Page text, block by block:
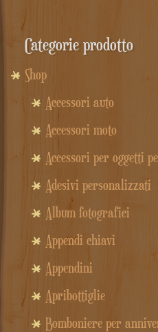
Categorie prodotto
Shop
Accessori auto
Accessori moto
Accessori per oggetti
Adesivi personalizzati
Album fotografici
Appendi chiavi
Appendini
Apribottiglie
Bomboniere per